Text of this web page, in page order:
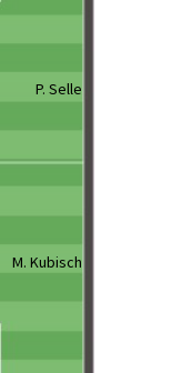
P. Selle
M. Kubisch